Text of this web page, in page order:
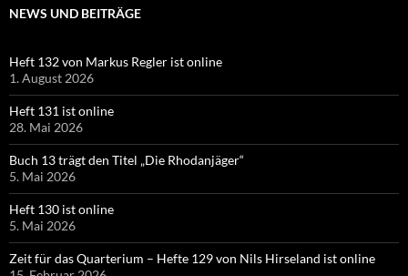
NEWS UND BEITRÄGE
Heft 132 von Markus Regler ist online
1. August 2026
Heft 131 ist online
28. Mai 2026
Buch 13 trägt den Titel „Die Rhodanjäger“
5. Mai 2026
Heft 130 ist online
5. Mai 2026
Zeit für das Quarterium – Hefte 129 von Nils Hirseland ist online